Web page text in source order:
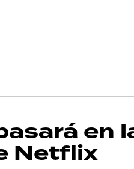
en
Netflix